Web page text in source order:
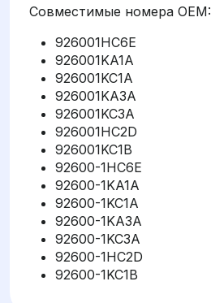
Совместимые номера OEM:
926001HC6E
926001KA1A
926001KC1A
926001KA3A
926001KC3A
926001HC2D
926001KC1B
92600-1HC6E
92600-1KA1A
92600-1KC1A
92600-1KA3A
92600-1KC3A
92600-1HC2D
92600-1KC1B